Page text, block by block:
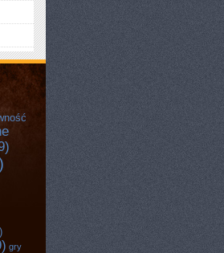
gry